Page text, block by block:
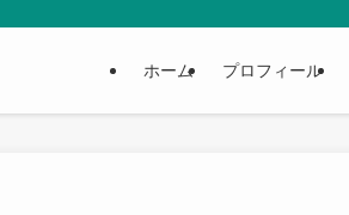
ホーム プロフィール